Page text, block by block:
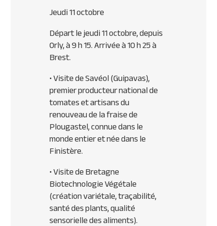
Jeudi 11 octobre
Départ le jeudi 11 octobre, depuis
Orly, à 9 h 15. Arrivée à 10 h 25 à
Brest.
• Visite de Savéol (Guipavas),
premier producteur national de
tomates et artisans du
renouveau de la fraise de
Plougastel, connue dans le
monde entier et née dans le
Finistère.
• Visite de Bretagne
Biotechnologie Végétale
(création variétale, traçabilité,
santé des plants, qualité
sensorielle des aliments).